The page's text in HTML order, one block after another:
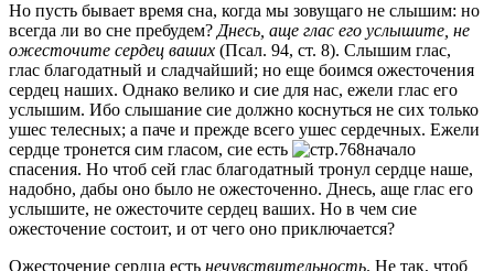
Но пусть бывает время сна, когда мы зовущаго не слышим: но
всегда ли во сне пребудем?Днесь, аще глас его услышите, не
ожесточите сердец ваших (Псал. 94, ст. 8). Слышим глас,
глас благодатный и сладчайший; но еще боимся ожесточения
сердец наших. Однако велико и сие для нас, ежели глас его
услышим. Ибо слышание сие должно коснуться не сих только
ушес телесных; а паче и прежде всего ушес сердечных. Ежели
сердце тронется сим гласом, сие есть
начало
спасения. Но чтоб сей глас благодатный тронул сердце наше,
надобно, дабы оно было не ожесточенно. Днесь, аще глас его
услышите, не ожесточите сердец ваших. Но в чем сие
ожесточение состоит, и от чего оно приключается?
Ожесточение сердца есть нечувствительность. Не так, чтоб